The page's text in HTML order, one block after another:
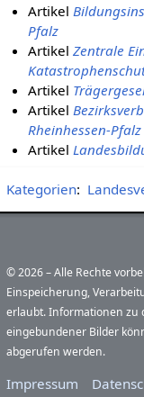
Artikel
Pfalz
ArtikelZentrale
Artikel
Artikel
Rheinhessen-Pfalz
Artikel
Kategorien:
© 2026 – Alle Rechte
Einspeicherung,
erlaubt. Informationen zu
eingebundener Bilder
abgerufen werden.
Impressum